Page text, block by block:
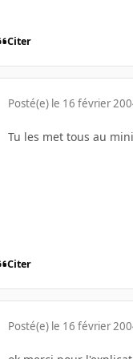
Citer
Posté(e) le 16 février
Tu les met tous au mini
Citer
Posté(e) le 16 février